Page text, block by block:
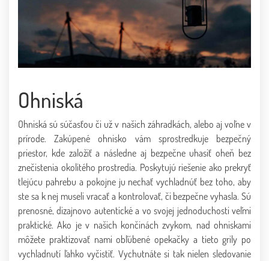
Ohniská
Ohniská sú súčasťou či už v našich záhradkách, alebo aj voľne v
prírode. Zakúpené ohnisko vám sprostredkuje bezpečný
priestor, kde založiť a následne aj bezpečne uhasiť oheň bez
znečistenia okolitého prostredia. Poskytujú riešenie ako prekryť
tlejúcu pahrebu a pokojne ju nechať vychladnúť bez toho, aby
ste sa k nej museli vracať a kontrolovať, či bezpečne vyhasla. Sú
prenosné, dizajnovo autentické a vo svojej jednoduchosti veľmi
praktické. Ako je v našich končinách zvykom, nad ohniskami
môžete praktizovať nami obľúbené opekačky a tieto grily po
vychladnutí ľahko vyčistiť. Vychutnáte si tak nielen sledovanie